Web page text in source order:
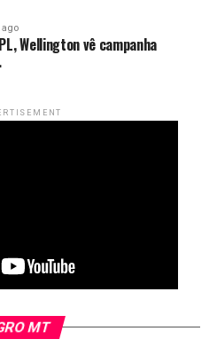
ago
Wellington vê campanha
MT